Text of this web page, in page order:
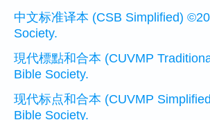
中文标准译本 (CSB Simplified)
Society.
現代標點和合本 (CUVMP
Bible Society.
现代标点和合本 (CUVMP
Bible Society.